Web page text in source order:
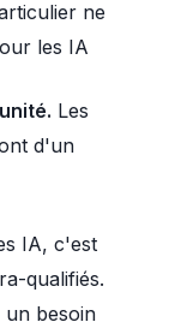
ne
les IA
Les
d'un
IA, c'est
qualifiés.
un besoin